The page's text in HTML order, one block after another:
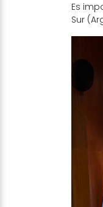
Es
Sur